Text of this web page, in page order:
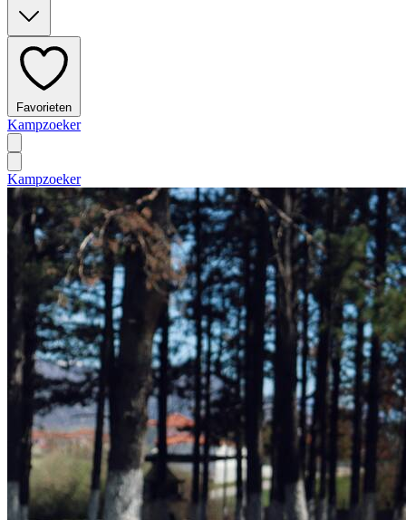
Favorieten
Kampzoeker
Kampzoeker